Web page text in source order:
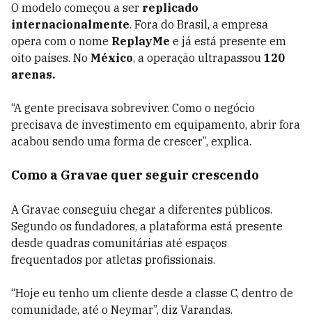
O modelo começou a ser replicado
internacionalmente. Fora do Brasil, a empresa
opera com o nome ReplayMe e já está presente em
oito países. No México, a operação ultrapassou 120
arenas.
“A gente precisava sobreviver. Como o negócio
precisava de investimento em equipamento, abrir fora
acabou sendo uma forma de crescer”, explica.
Como a Gravae quer seguir crescendo
A Gravae conseguiu chegar a diferentes públicos.
Segundo os fundadores, a plataforma está presente
desde quadras comunitárias até espaços
frequentados por atletas profissionais.
“Hoje eu tenho um cliente desde a classe C, dentro de
comunidade, até o Neymar”, diz Varandas.